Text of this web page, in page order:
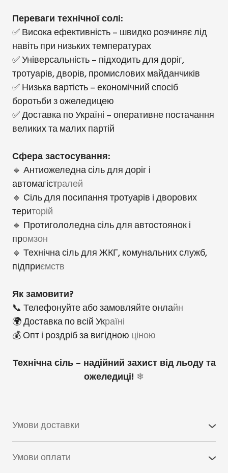
Переваги технічної солі:
✅ Висока ефективність – швидко розчиняє лід
навіть при низьких температурах
✅ Універсальність – підходить для доріг,
тротуарів, дворів, промислових майданчиків
✅ Низька вартість – економічний спосіб
боротьби з ожеледицею
✅ Доставка по Україні – оперативне постачання
великих та малих партій
Сфера застосування:
🔹 Антиожеледна сіль для доріг і
автомагістралей
🔹 Сіль для посипання тротуарів і дворових
територій
🔹 Протигололедна сіль для автостоянок і
промзон
🔹 Технічна сіль для ЖКГ, комунальних служб,
підприємств
Як замовити?
📞 Телефонуйте або замовляйте онлайн
🌍 Доставка по всій Україні
💰 Опт і роздріб за вигідною ціною
Технічна сіль – надійний захист від льоду та
ожеледиці! ❄
Умови доставки
1. Самовивіз з нашого майданчика
Продукція знаходиться на нашому майданчику за
Умови оплати